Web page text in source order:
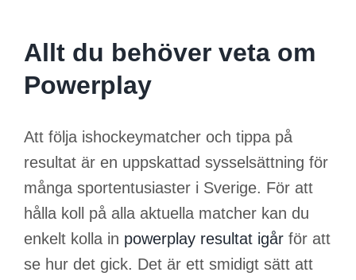
Allt du behöver veta om
Powerplay
Att följa ishockeymatcher och tippa på
resultat är en uppskattad sysselsättning för
många sportentusiaster i Sverige. För att
hålla koll på alla aktuella matcher kan du
enkelt kolla in powerplay resultat igår för att
se hur det gick. Det är ett smidigt sätt att